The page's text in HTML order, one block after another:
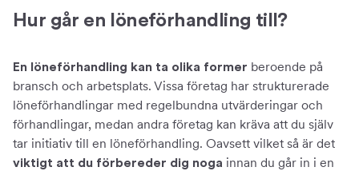
Hur går en löneförhandling till?
En löneförhandling kan ta olika former beroende på
bransch och arbetsplats. Vissa företag har strukturerade
löneförhandlingar med regelbundna utvärderingar och
förhandlingar, medan andra företag kan kräva att du själv
tar initiativ till en löneförhandling. Oavsett vilket så är det
viktigt att du förbereder dig noga innan du går in i en